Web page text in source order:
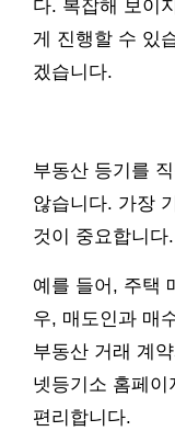
다. 복잡해 보이
게 진행할 수 있
겠습니다.
부동산 등기를
않습니다. 가장
것이 중요합니다.
예를 들어, 주택
우, 매도인과 매
부동산 거래 계
넷등기소 홈페이
편리합니다.